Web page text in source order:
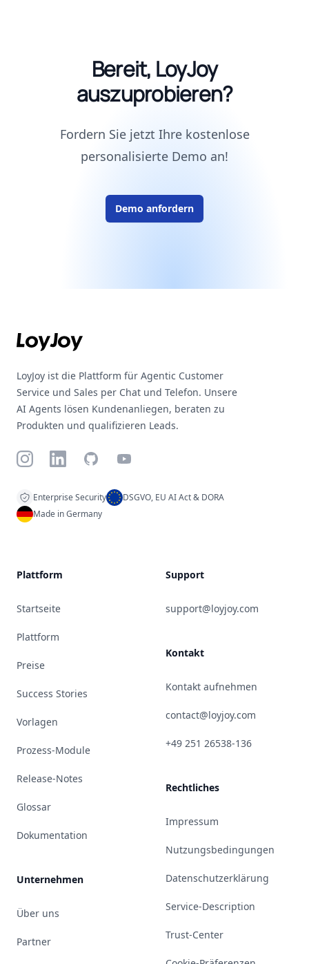
Bereit, LoyJoy
auszuprobieren?
Fordern Sie jetzt Ihre kostenlose
personalisierte Demo an!
Demo anfordern
LoyJoy ist die Plattform für Agentic Customer
Service und Sales per Chat und Telefon. Unsere
AI Agents lösen Kundenanliegen, beraten zu
Produkten und qualifizieren Leads.
InstagramLinkedInGitHubYouTube
Enterprise Security
DSGVO, EU AI Act & DORA
Made in Germany
Plattform
Startseite
Plattform
Preise
Success Stories
Vorlagen
Prozess-Module
Release-Notes
Glossar
Dokumentation
Unternehmen
Über uns
Partner
Support
support@loyjoy.com
Kontakt
Kontakt aufnehmen
contact@loyjoy.com
+49 251 26538-136
Rechtliches
Impressum
Nutzungsbedingungen
Datenschutzerklärung
Service-Description
Trust-Center